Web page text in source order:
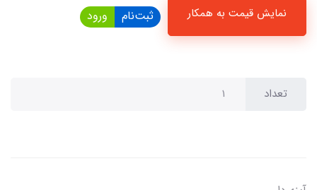
نمایش قیمت به همکار ثبت‌نام ورود
تعداد